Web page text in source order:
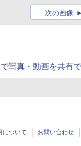
次の画像
写真・動画を共有
について お問い合わせ